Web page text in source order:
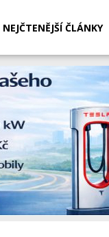
NEJČTENĚJŠÍ ČLÁNKY